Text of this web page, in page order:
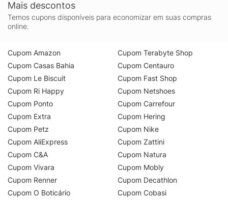
Mais descontos
Temos cupons disponíveis para economizar em suas compras
online.
Cupom Amazon
Cupom Casas Bahia
Cupom Le Biscuit
Cupom Ri Happy
Cupom Ponto
Cupom Extra
Cupom Petz
Cupom AliExpress
Cupom C&A
Cupom Vivara
Cupom Renner
Cupom O Boticário
Cupom Terabyte Shop
Cupom Centauro
Cupom Fast Shop
Cupom Netshoes
Cupom Carrefour
Cupom Hering
Cupom Nike
Cupom Zattini
Cupom Natura
Cupom Mobly
Cupom Decathlon
Cupom Cobasi